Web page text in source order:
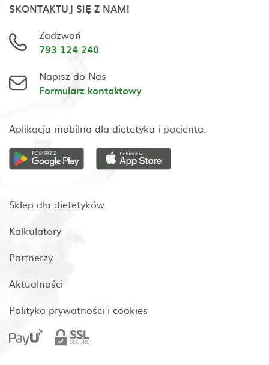
SKONTAKTUJ SIĘ Z NAMI
Zadzwoń
793 124 240
Napisz do Nas
Formularz kontaktowy
Aplikacja mobilna dla dietetyka i pacjenta:
Sklep dla dietetyków
Kalkulatory
Partnerzy
Aktualności
Polityka prywatności i cookies